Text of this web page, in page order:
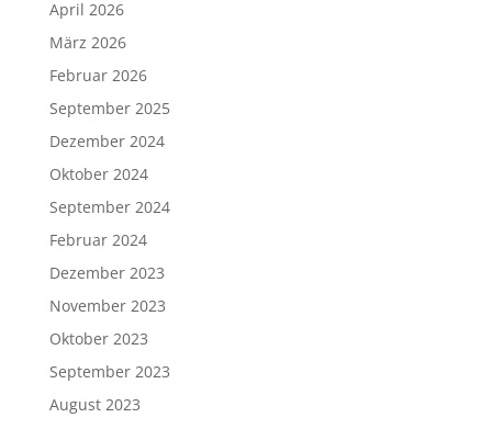
April 2026
März 2026
Februar 2026
September 2025
Dezember 2024
Oktober 2024
September 2024
Februar 2024
Dezember 2023
November 2023
Oktober 2023
September 2023
August 2023